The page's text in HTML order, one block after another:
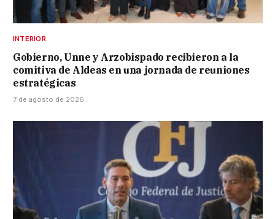
INTERIOR
Gobierno, Unne y Arzobispado recibieron a la
comitiva de Aldeas en una jornada de reuniones
estratégicas
7 de agosto de 2026